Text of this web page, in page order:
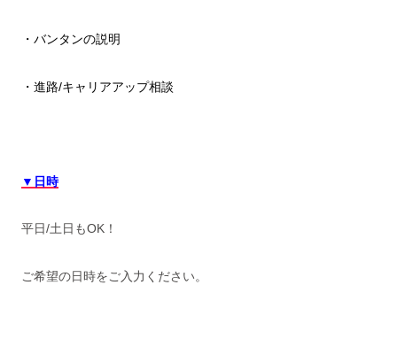
・バンタンの説明
・進路/キャリアアップ相談
▼日時
平日/土日もOK！
ご希望の日時をご入力ください。